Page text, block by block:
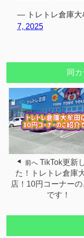
— トレトレ倉庫大
7, 2025
同
前へ TikTok更新
た！トレトレ倉庫
店！10円コーナー
です！